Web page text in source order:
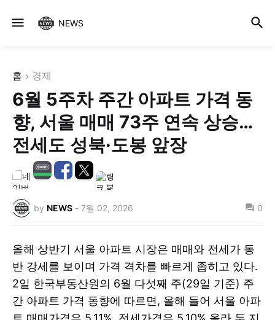
NEWS
홈 경제
6월 5주차 주간 아파트 가격 동
향, 서울 매매 73주 연속 상승…
전세도 성북·도봉 앞장
by NEWS - 7월 02, 2026 0
올해 상반기 서울 아파트 시장은 매매와 전세가 동
반 강세를 보이며 가격 격차를 빠르게 좁히고 있다.
2일 한국부동산원의 6월 다섯째 주(29일 기준) 주
간 아파트 가격 동향에 따르면, 올해 들어 서울 아파